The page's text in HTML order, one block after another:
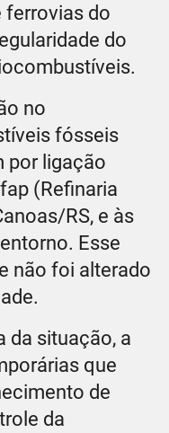
ferrovias do
do
no
fósseis
por ligação
(Refinaria
RS, e às
Esse
não foi alterado
da situação, a
que
de
da